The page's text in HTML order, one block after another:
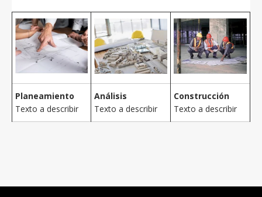
Planeamiento
Texto a describir
Análisis
Texto a describir
Construcción
Texto a describir